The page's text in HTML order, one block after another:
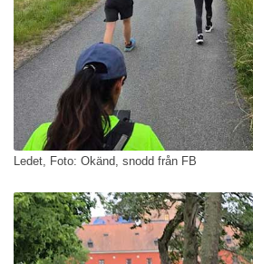
Ledet, Foto: Okänd, snodd från FB